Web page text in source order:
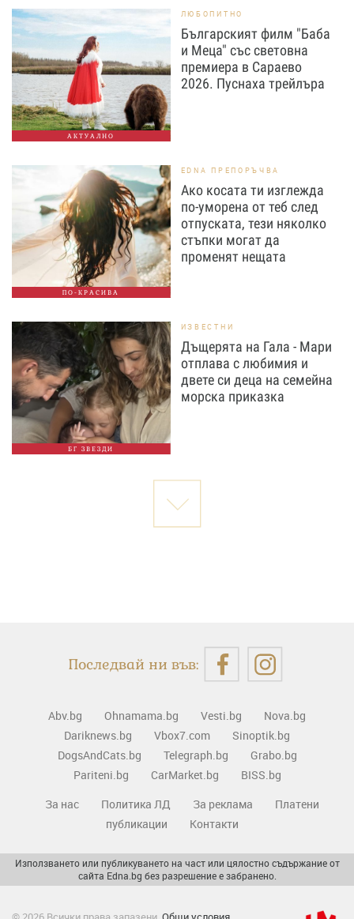
АКТУАЛНО
ЛЮБОПИТНО
Българският филм "Баба
и Меца" със световна
премиера в Сараево
2026. Пуснаха трейлъра
ПО-КРАСИВА
EDNA ПРЕПОРЪЧВА
Ако косата ти изглежда
по-уморена от теб след
отпуската, тези няколко
стъпки могат да
променят нещата
БГ ЗВЕЗДИ
ИЗВЕСТНИ
Дъщерята на Гала - Мари
отплава с любимия и
двете си деца на семейна
морска приказка
Последвай ни във:
Abv.bg Ohnamama.bg Vesti.bg
Nova.bg
Dariknews.bg
Vbox7.com
Sinoptik.bg
DogsAndCats.bg
Telegraph.bg
Grabo.bg
Pariteni.bg
CarMarket.bg
BISS.bg
За нас
Политика ЛД За реклама
Платени
публикации
Контакти
Използването или публикуването на част или цялостно съдържание от
сайта Edna.bg без разрешение е забранено.